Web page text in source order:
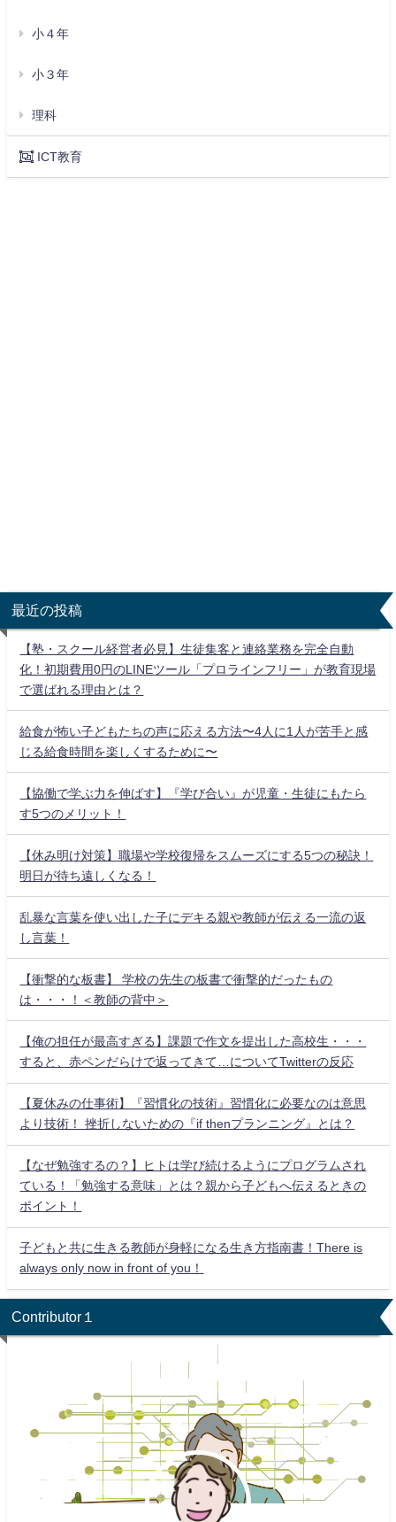
小４年
小３年
理科
ICT教育
最近の投稿
【塾・スクール経営者必見】生徒集客と連絡業務を完全自動
化！初期費用0円のLINEツール「プロラインフリー」が教育現場
で選ばれる理由とは？
給食が怖い子どもたちの声に応える方法〜4人に1人が苦手と感
じる給食時間を楽しくするために〜
【協働で学ぶ力を伸ばす】『学び合い』が児童・生徒にもたら
す5つのメリット！
【休み明け対策】職場や学校復帰をスムーズにする5つの秘訣！
明日が待ち遠しくなる！
乱暴な言葉を使い出した子にデキる親や教師が伝える一流の返
し言葉！
【衝撃的な板書】 学校の先生の板書で衝撃的だったもの
は・・・！＜教師の背中＞
【俺の担任が最高すぎる】課題で作文を提出した高校生・・・
すると、赤ペンだらけで返ってきて…についてTwitterの反応
【夏休みの仕事術】『習慣化の技術』習慣化に必要なのは意思
より技術！ 挫折しないための『if thenプランニング』とは？
【なぜ勉強するの？】ヒトは学び続けるようにプログラムされ
ている！「勉強する意味」とは？親から子どもへ伝えるときの
ポイント！
子どもと共に生きる教師が身軽になる生き方指南書！There is
always only now in front of you！
Contributor１